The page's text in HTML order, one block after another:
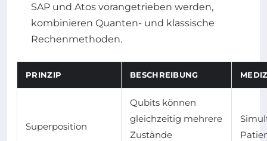
SAP und Atos vorangetrieben werden,
kombinieren Quanten- und klassische
Rechenmethoden.
PRINZIP BESCHREIBUNG
Superposition
Qubits können
gleichzeitig mehrere
Zustände